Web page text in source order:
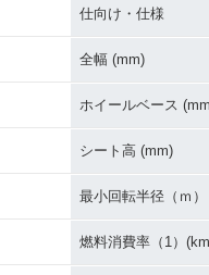
仕向け・仕様
全幅 (mm)
ホイールベース
シート高 (mm)
最小回転半径（ｍ）
燃料消費率（1）